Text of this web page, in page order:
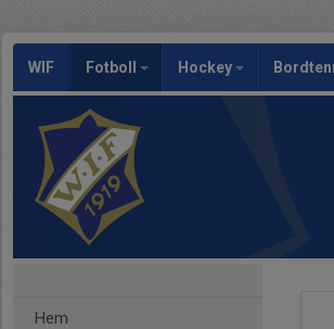
WIF Fotboll Hockey
Hem